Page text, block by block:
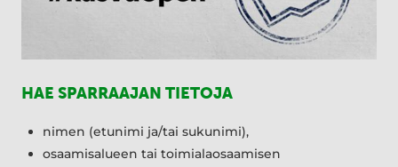
HAE SPARRAAJAN TIETOJA
nimen (etunimi ja/tai sukunimi),
osaamisalueen tai toimialaosaamisen